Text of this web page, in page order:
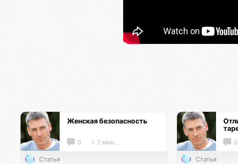
Женская безопасность
0 < 1 мин.
Статья
0
Статья